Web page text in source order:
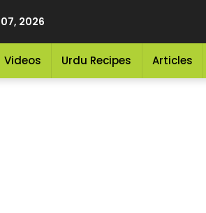
2026
Videos Urdu Recipes Articles